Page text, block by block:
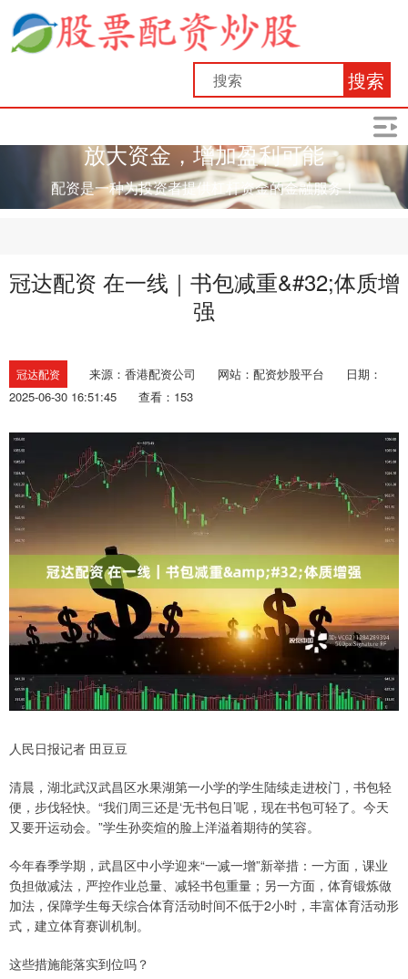
搜索
放大资金，增加盈利可能
配资是一种为投资者提供杠杆资金的金融服务！
冠达配资 在一线｜书包减重&#32;体质增
强
冠达配资 来源：香港配资公司 网站：配资炒股平台
日期：
2025-06-30 16:51:45
查看：153
人民日报记者 田豆豆
清晨，湖北武汉武昌区水果湖第一小学的学生陆续走进校门，书包轻
便，步伐轻快。“我们周三还是‘无书包日’呢，现在书包可轻了。今天
又要开运动会。”学生孙奕煊的脸上洋溢着期待的笑容。
今年春季学期，武昌区中小学迎来“一减一增”新举措：一方面，课业
负担做减法，严控作业总量、减轻书包重量；另一方面，体育锻炼做
加法，保障学生每天综合体育活动时间不低于2小时，丰富体育活动形
式，建立体育赛训机制。
这些措施能落实到位吗？